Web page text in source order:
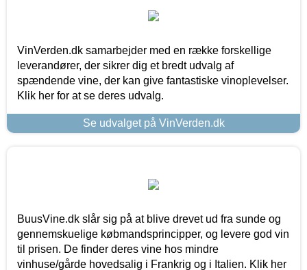
VinVerden.dk samarbejder med en række forskellige
leverandører, der sikrer dig et bredt udvalg af
spændende vine, der kan give fantastiske vinoplevelser.
Klik her for at se deres udvalg.
Se udvalget på VinVerden.dk
BuusVine.dk slår sig på at blive drevet ud fra sunde og
gennemskuelige købmandsprincipper, og levere god vin
til prisen. De finder deres vine hos mindre
vinhuse/gårde hovedsalig i Frankrig og i Italien. Klik her